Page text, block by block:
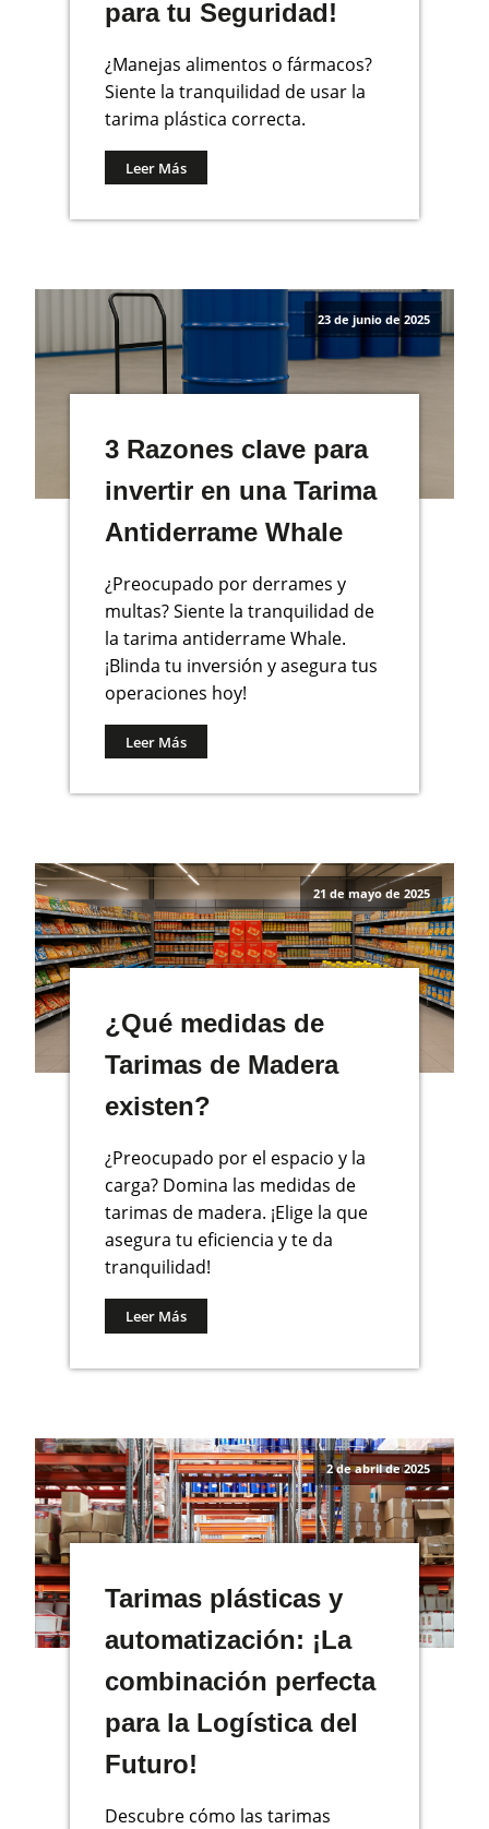
para tu Seguridad!
¿Manejas alimentos o fármacos?
Siente la tranquilidad de usar la
tarima plástica correcta.
Leer Más
23 de junio de 2025
3 Razones clave para
invertir en una Tarima
Antiderrame Whale
¿Preocupado por derrames y
multas? Siente la tranquilidad de
la tarima antiderrame Whale.
¡Blinda tu inversión y asegura tus
operaciones hoy!
Leer Más
21 de mayo de 2025
¿Qué medidas de
Tarimas de Madera
existen?
¿Preocupado por el espacio y la
carga? Domina las medidas de
tarimas de madera. ¡Elige la que
asegura tu eficiencia y te da
tranquilidad!
Leer Más
2 de abril de 2025
Tarimas plásticas y
automatización: ¡La
combinación perfecta
para la Logística del
Futuro!
Descubre cómo las tarimas